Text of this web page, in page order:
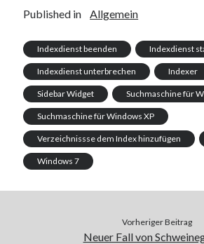
Published in Allgemein
Indexdienst beenden Indexdienst
Indexdienst unterbrechen Indexer
Sidebar Widget Suchmaschine für
Suchmaschine für Windows XP
Verzeichnissse dem Index hinzufügen
Windows 7
Vorheriger Beitrag
Neuer Fall von